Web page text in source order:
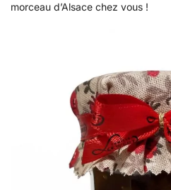
morceau d’Alsace chez vous !